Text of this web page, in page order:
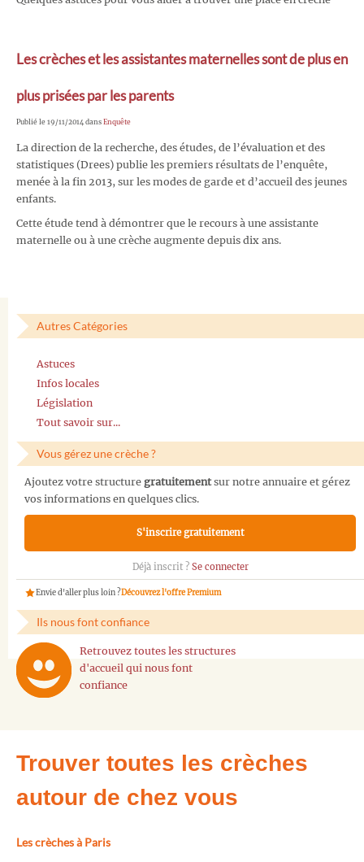
Les crèches et les assistantes maternelles sont de plus en
plus prisées par les parents
Publié le 19/11/2014 dans Enquête
La direction de la recherche, des études, de l’évaluation et des
statistiques (Drees) publie les premiers résultats de l’enquête,
menée à la fin 2013, sur les modes de garde et d’accueil des jeunes
enfants.
Cette étude tend à démontrer que le recours à une assistante
maternelle ou à une crèche augmente depuis dix ans.
Autres Catégories
Astuces
Infos locales
Législation
Tout savoir sur...
Vous gérez une crèche ?
Ajoutez votre structure gratuitementsur notre annuaire et gérez
vos informations en quelques clics.
S'inscrire gratuitement
Déjà inscrit ? Se connecter
Envie d'aller plus loin ?Découvrez l'offre Premium
Ils nous font confiance
Retrouvez toutes les structures
d'accueil qui nous font
confiance
Trouver toutes les crèches
autour de chez vous
Les crèches à Paris